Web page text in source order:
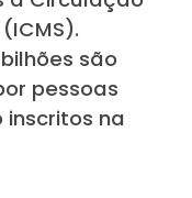
são
pessoas
na